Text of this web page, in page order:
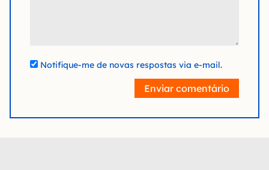
Notifique-me de novas respostas via e-mail.
Enviar comentário